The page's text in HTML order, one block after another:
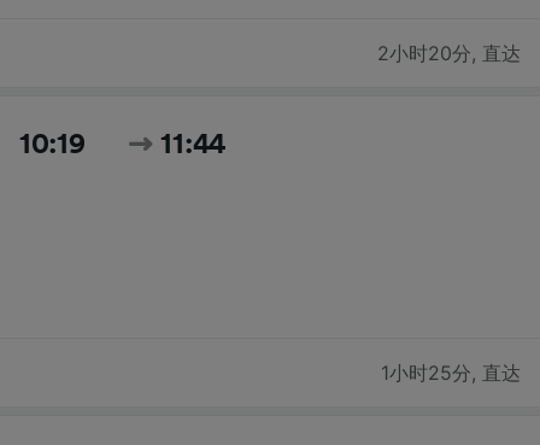
2小时20分, 直达
10:19 11:44
1小时25分, 直达